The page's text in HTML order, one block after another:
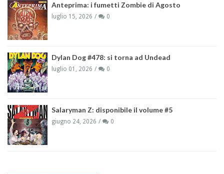
Anteprima: i fumetti Zombie di Agosto
luglio 15, 2026 0
Dylan Dog #478: si torna ad Undead
luglio 01, 2026 0
Salaryman Z: disponibile il volume #5
giugno 24, 2026 0